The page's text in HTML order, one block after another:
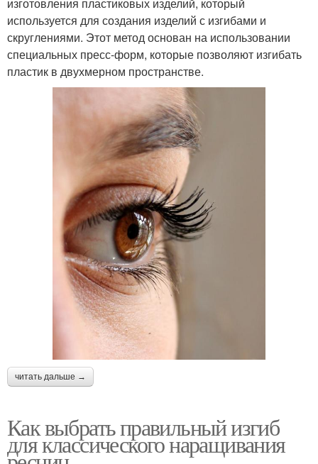
используется для создания изделий с изгибами и
скруглениями. Этот метод основан на использовании
специальных пресс-форм, которые позволяют изгибать
пластик в двухмерном пространстве.
читать дальше →
Как выбрать правильный изгиб
для классического наращивания